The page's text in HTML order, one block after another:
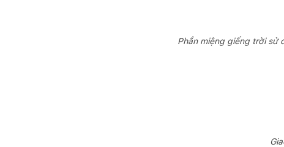
Phần miệng giếng trời sử